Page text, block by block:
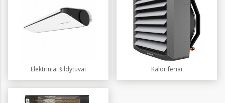
Elektriniai šildytuvai Kaloriferiai